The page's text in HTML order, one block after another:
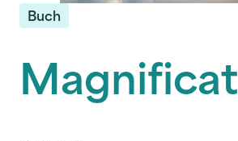
Buch
Magnificat